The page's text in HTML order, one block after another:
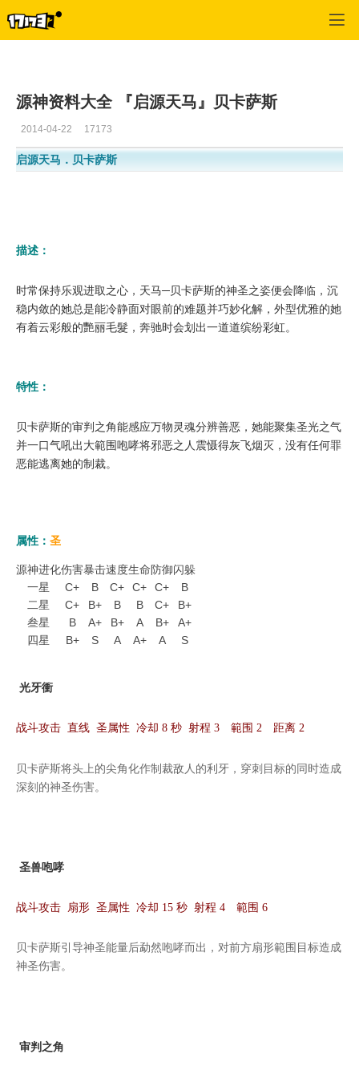
源神资料大全 『启源天马』贝卡萨斯
2014-04-22 17173
启源天马．贝卡萨斯
描述：
时常保持乐观进取之心，天马─贝卡萨斯的神圣之姿便会降临，沉
稳内敛的她总是能冷静面对眼前的难题并巧妙化解，外型优雅的她
有着云彩般的艷丽毛髮，奔驰时会划出一道道缤纷彩虹。
特性：
贝卡萨斯的审判之角能感应万物灵魂分辨善恶，她能聚集圣光之气
并一口气吼出大範围咆哮将邪恶之人震慑得灰飞烟灭，没有任何罪
恶能逃离她的制裁。
属性： 圣
源神进化伤害暴击速度生命防御闪躲
一星
C+ B C+ C+ C+
B
二星
C+ B+ B B C+
B+
叁星
B A+ B+ A B+
A+
四星
B+ S A A+ A S
光牙衝
战斗攻击 直线 圣属性 冷却 8 秒 射程 3 範围 2 距离 2
贝卡萨斯将头上的尖角化作制裁敌人的利牙，穿刺目标的同时造成
深刻的神圣伤害。
圣兽咆哮
战斗攻击 扇形 圣属性 冷却 15 秒 射程 4 範围 6
贝卡萨斯引导神圣能量后勐然咆哮而出，对前方扇形範围目标造成
神圣伤害。
审判之角